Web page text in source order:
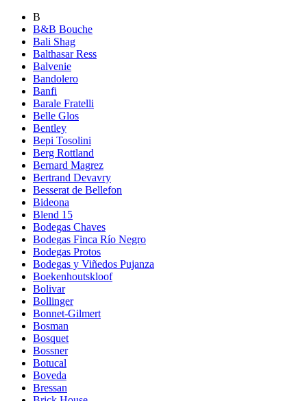
B
B&B Bouche
Bali Shag
Balthasar Ress
Balvenie
Bandolero
Banfi
Barale Fratelli
Belle Glos
Bentley
Bepi Tosolini
Berg Rottland
Bernard Magrez
Bertrand Devavry
Besserat de Bellefon
Bideona
Blend 15
Bodegas Chaves
Bodegas Finca Río Negro
Bodegas Protos
Bodegas y Viñedos Pujanza
Boekenhoutskloof
Bolivar
Bollinger
Bonnet-Gilmert
Bosman
Bosquet
Bossner
Botucal
Boveda
Bressan